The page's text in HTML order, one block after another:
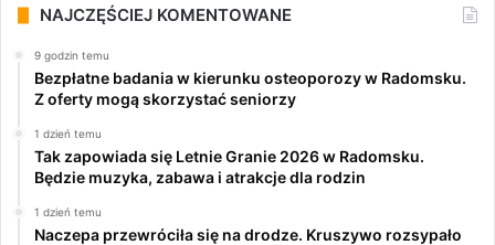
NAJCZĘŚCIEJ KOMENTOWANE
9 godzin temu
Bezpłatne badania w kierunku osteoporozy w Radomsku.
Z oferty mogą skorzystać seniorzy
1 dzień temu
Tak zapowiada się Letnie Granie 2026 w Radomsku.
Będzie muzyka, zabawa i atrakcje dla rodzin
1 dzień temu
Naczepa przewróciła się na drodze. Kruszywo rozsypało